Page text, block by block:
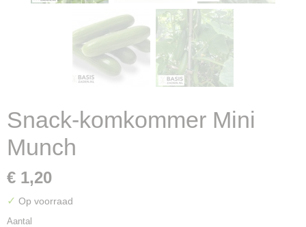
Snack-komkommer Mini
Munch
€ 1,20
✓ Op voorraad
Aantal